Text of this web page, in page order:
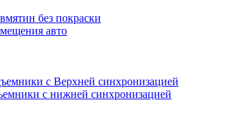
без покраски
авто
с Верхней синхронизацией
с нижней синхронизацией